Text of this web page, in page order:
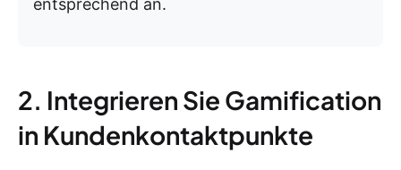
2. Integrieren Sie Gamification
in Kundenkontaktpunkte